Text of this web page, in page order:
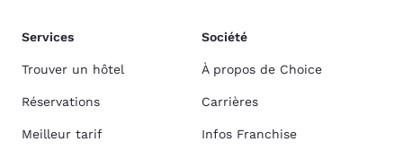
Services
Trouver un hôtel
Réservations
Meilleur tarif
Société
À propos de Choice
Carrières
Infos Franchise